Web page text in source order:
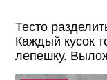
Тесто
Каждый кусок
лепешку.